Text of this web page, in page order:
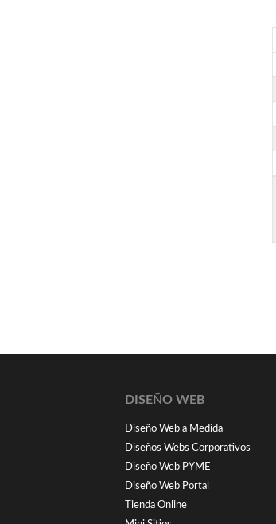
DISEÑO WEB
Diseño Web a Medida
Diseños Webs Corporativos
Diseño Web PYME
Diseño Web Portal
Tienda Online